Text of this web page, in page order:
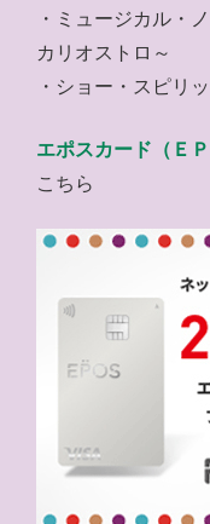
・ミュージカル・
カリオストロ～
・ショー・スピリ
エポスカード（ＥＰ
こちら